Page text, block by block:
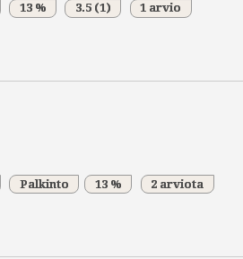
13 % 3.5 (1)
1 arvio
Palkinto 13 %
2 arviota